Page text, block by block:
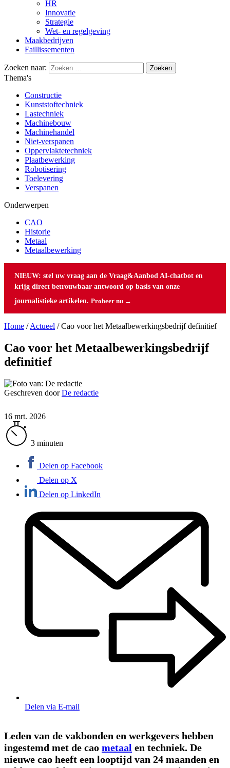
HR
Innovatie
Strategie
Wet- en regelgeving
Maakbedrijven
Faillissementen
Zoeken naar:
Thema's
Constructie
Kunststoftechniek
Lastechniek
Machinebouw
Machinehandel
Niet-verspanen
Oppervlaktetechniek
Plaatbewerking
Robotisering
Toelevering
Verspanen
Onderwerpen
CAO
Historie
Metaal
Metaalbewerking
NIEUW: stel uw vraag aan de Vraag&Aanbod AI-chatbot en
krijg direct betrouwbaar antwoord op basis van onze
journalistieke artikelen. Probeer nu →
Home /Actueel /Cao voor het Metaalbewerkingsbedrijf definitief
Cao voor het Metaalbewerkingsbedrijf
definitief
Geschreven doorDe redactie
16 mrt. 2026
3 minuten
Delen op Facebook
Delen op X
Delen op LinkedIn
Delen via E-mail
Leden van de vakbonden en werkgevers hebben
ingestemd met de cao metaal en techniek. De
nieuwe cao heeft een looptijd van 24 maanden en